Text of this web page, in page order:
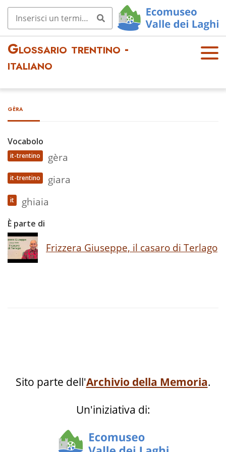
Glossario trentino -
italiano
OPE
gèra
Vocabolo
it-trentino gèra
it-trentino giara
it ghiaia
È parte di
Frizzera Giuseppe, il casaro di Terlago
Sito parte dell'Archivio della Memoria.
Un'iniziativa di: